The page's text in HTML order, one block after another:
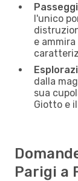
l'unico
e
dalla
sua
Giotto e
Parigi a